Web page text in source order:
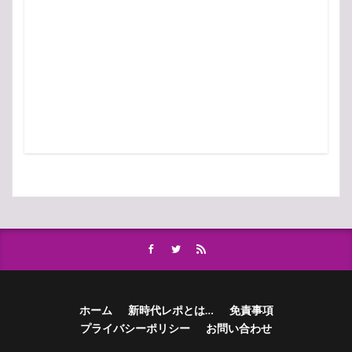
ホーム 新時代レポとは…
免責事項
プライバシーポリシー
お問い合わせ